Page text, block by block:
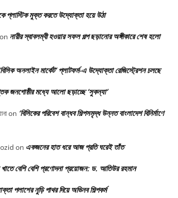
প্লাস্টিক মুক্ত করতে উদ্যোক্তা হয়ে উঠা
on নারীর স্বাবলম্বী হওয়ার সফল গল্প ছড়ানোর অঙ্গীকারে শেষ হলো
অনলাইন মার্কেট’ প্লাটফর্ম-এ উদ্যোক্তা রেজিস্ট্রেশন চলছে
জনগোষ্ঠীর মধ্যে আলো ছড়াচ্ছে ‘সুকন্যা’
on ‘বিসিকের পরিবেশ বান্ধব শিল্পসমৃদ্ধ উন্নত বাংলাদেশ বিনির্মাণে
on একজনের হাত ধরে আজ প্রতি ঘরেই তাঁত
বেশি বেশি প্রণোদনা প্রয়োজন: ড. আতিউর রহমান
পলাশের নুড়ি পাথর দিয়ে অভিনব শিল্পকর্ম